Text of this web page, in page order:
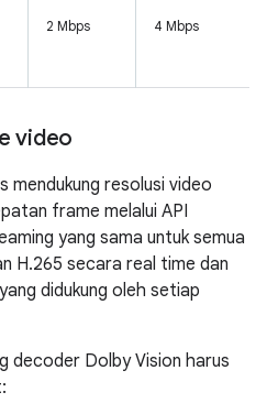
2 Mbps 4 Mbps
video
mendukung resolusi video
frame melalui API
yang sama untuk semua
H.265 secara real time dan
didukung oleh setiap
decoder Dolby Vision harus